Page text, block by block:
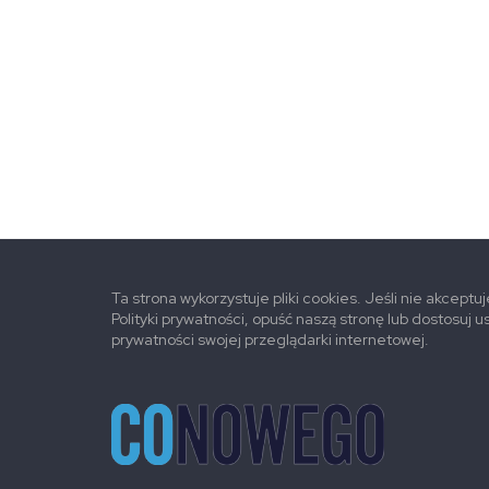
Ta strona wykorzystuje pliki cookies. Jeśli nie
Polityki prywatności, opuść naszą stronę lub dostosuj
prywatności swojej przeglądarki internetowej.